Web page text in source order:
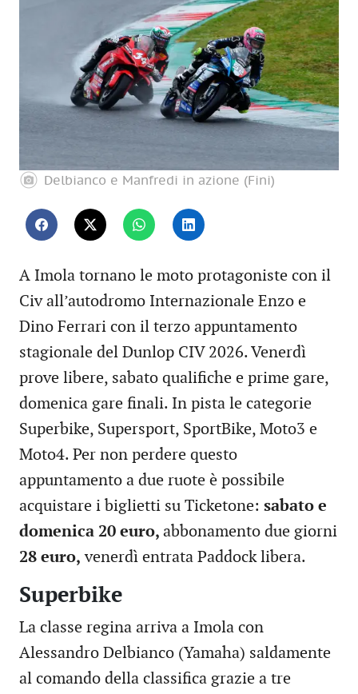
Delbianco e Manfredi in azione (Fini)
A Imola tornano le moto protagoniste con il
Civ all’autodromo Internazionale Enzo e
Dino Ferrari con il terzo appuntamento
stagionale del Dunlop CIV 2026. Venerdì
prove libere, sabato qualifiche e prime gare,
domenica gare finali. In pista le categorie
Superbike, Supersport, SportBike, Moto3 e
Moto4. Per non perdere questo
appuntamento a due ruote è possibile
acquistare i biglietti su Ticketone: sabato e
domenica 20 euro, abbonamento due giorni
28 euro, venerdì entrata Paddock libera.
Superbike
La classe regina arriva a Imola con
Alessandro Delbianco (Yamaha) saldamente
al comando della classifica grazie a tre